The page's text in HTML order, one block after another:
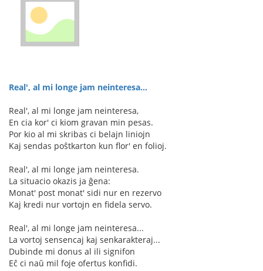
Real', al mi longe jam neinteresa...
Real', al mi longe jam neinteresa,
En cia kor' ci kiom gravan min pesas.
Por kio al mi skribas ci belajn liniojn
Kaj sendas poŝtkarton kun flor' en folioj.
Real', al mi longe jam neinteresa.
La situacio okazis ja ĝena:
Monat' post monat' sidi nur en rezervo
Kaj kredi nur vortojn en fidela servo.
Real', al mi longe jam neinteresa...
La vortoj sensencaj kaj senkarakteraj...
Dubinde mi donus al ili signifon
Eĉ ci naŭ mil foje ofertus konfidi.